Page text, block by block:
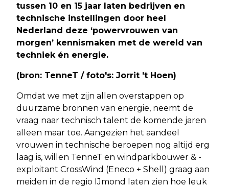
tussen 10 en 15 jaar laten bedrijven en
technische instellingen door heel
Nederland deze ‘powervrouwen van
morgen’ kennismaken met de wereld van
techniek én energie.
(bron: TenneT / foto's: Jorrit 't Hoen)
Omdat we met zijn allen overstappen op
duurzame bronnen van energie, neemt de
vraag naar technisch talent de komende jaren
alleen maar toe. Aangezien het aandeel
vrouwen in technische beroepen nog altijd erg
laag is, willen TenneT en windparkbouwer & -
exploitant CrossWind (Eneco + Shell) graag aan
meiden in de regio IJmond laten zien hoe leuk